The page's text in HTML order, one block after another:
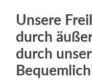
Unsere
durch
durch